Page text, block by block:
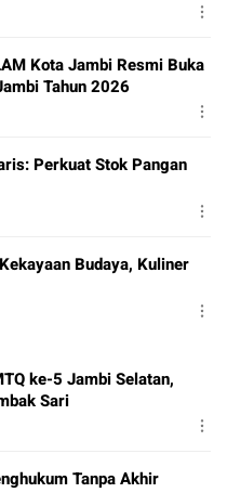
Kota Jambi Resmi Buka
Tahun 2026
Perkuat Stok Pangan
Budaya, Kuliner
ke-5 Jambi Selatan,
Sari
Tanpa Akhir